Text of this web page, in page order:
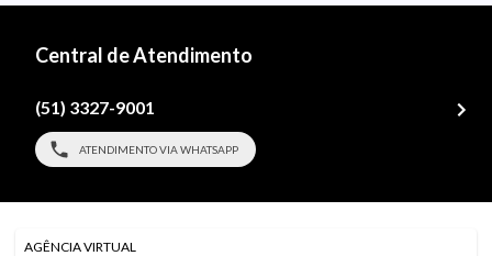
Central de Atendimento
(51) 3327-9001
ATENDIMENTO VIA WHATSAPP
AGÊNCIA VIRTUAL